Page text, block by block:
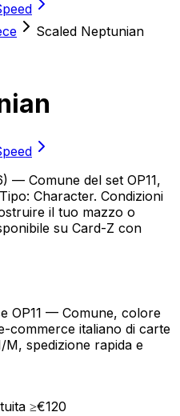
Scaled Neptunian
— Comune del set OP11,
Character. Condizioni
il tuo mazzo o
su Card-Z con
OP11 — Comune, colore
commerce italiano di carte
spedizione rapida e
≥€120